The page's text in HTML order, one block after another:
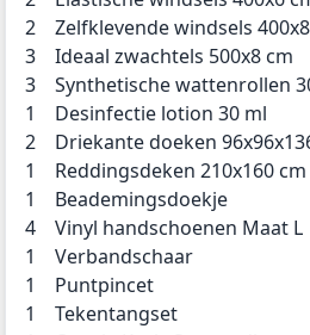
2 Zelfklevende windsels
3 Ideaal zwachtels 500x8 cm
3 Synthetische wattenrollen
1 Desinfectie lotion 30 ml
2 Driekante doeken
1 Reddingsdeken 210x160 cm
1 Beademingsdoekje
4 Vinyl handschoenen Maat L
1 Verbandschaar
1 Puntpincet
1 Tekentangset